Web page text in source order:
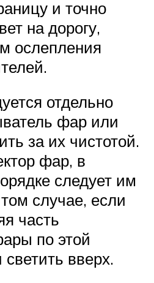
и точно
на дорогу,
ослепления
отдельно
фар или
за их чистотой.
фар, в
следует им
случае, если
часть
по этой
вверх.